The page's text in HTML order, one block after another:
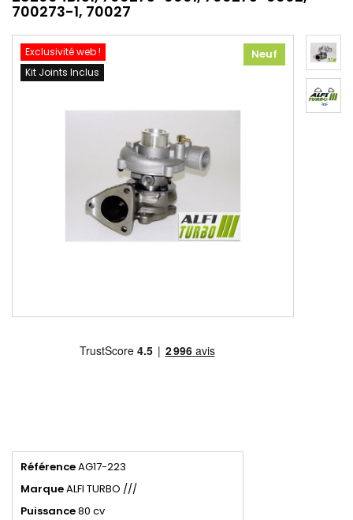
700273-1, 70027
Exclusivité web !
Kit Joints Inclus
Neuf
RéférenceAG17-223
MarqueALFI TURBO ///
Puissance80 cv